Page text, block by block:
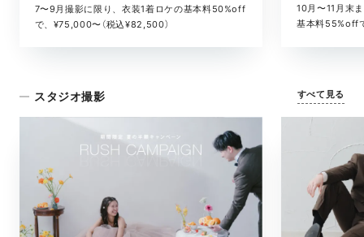
7〜9月撮影に限り、衣装1着ロケの基本料50%off
で、¥75,000〜（税込¥82,500）
10月〜11月末
基本料55%off
スタジオ撮影 すべて見る